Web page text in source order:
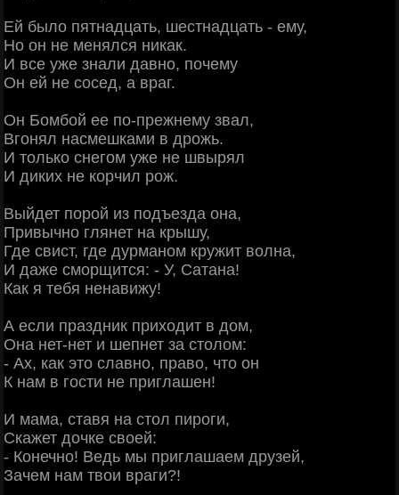
Ей было пятнадцать, шестнадцать - ему,
Но он не менялся никак.
И все уже знали давно, почему
Он ей не сосед, а враг.
Он Бомбой ее по-прежнему звал,
Вгонял насмешками в дрожь.
И только снегом уже не швырял
И диких не корчил рож.
Выйдет порой из подъезда она,
Привычно глянет на крышу,
Где свист, где дурманом кружит волна,
И даже сморщится: - У, Сатана!
Как я тебя ненавижу!
А если праздник приходит в дом,
Она нет-нет и шепнет за столом:
- Ах, как это славно, право, что он
К нам в гости не приглашен!
И мама, ставя на стол пироги,
Скажет дочке своей:
- Конечно! Ведь мы приглашаем друзей,
Зачем нам твои враги?!